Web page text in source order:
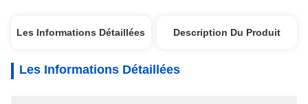
Les Informations Détaillées Description Du Produit
Les Informations Détaillées